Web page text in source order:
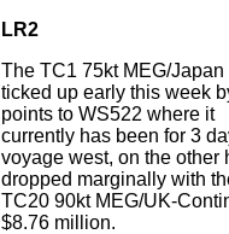
LR2
The TC1 75kt MEG/Japan
ticked up early this week
points to WS522 where it
currently has been for 3
voyage west, on the other
dropped marginally with
TC20 90kt MEG/UK-
$8.76 million.